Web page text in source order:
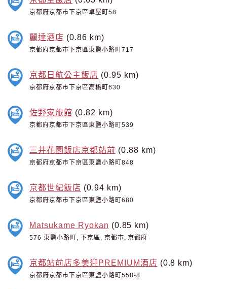
京都府京都市下京區卓屋町58
麗達酒店 (0.86 km)
京都府京都市下京區東鹽小路町717
京都日航公主飯店 (0.95 km)
京都府京都市下京區高橋町630
佐野家旅館 (0.82 km)
京都府京都市下京區東鹽小路町539
三井花園飯店京都站前 (0.88 km)
京都府京都市下京區東鹽小路町848
京都世紀飯店 (0.94 km)
京都府京都市下京區東鹽小路町680
Matsukame Ryokan (0.85 km)
576 東鹽小路町, 下京區, 京都市, 京都府
京都站前店多美迎PREMIUM酒店 (0.8 km)
京都府京都市下京區東鹽小路町558-8